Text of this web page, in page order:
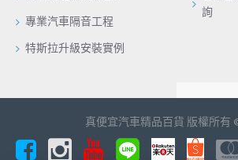
專業汽車隔音工程
特斯拉升級安裝實例
詢
真便宜汽車精品百貨 版權所有